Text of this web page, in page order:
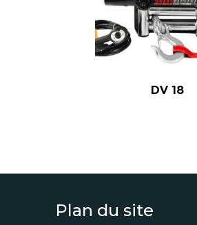
DV 18
Plan du site